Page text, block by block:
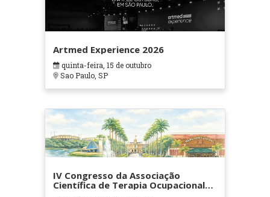
Artmed Experience 2026
quinta-feira, 15 de outubro
Sao Paulo, SP
IV Congresso da Associação
Científica de Terapia Ocupacional